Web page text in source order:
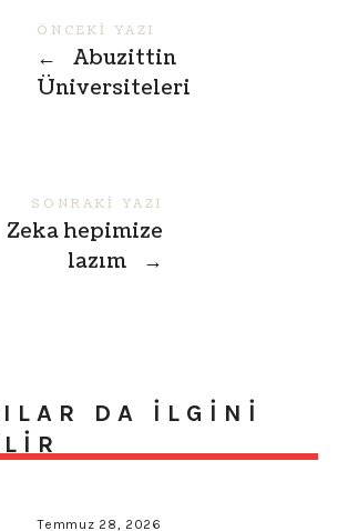
ÖNCEKI YAZI
←
Abuzittin
Üniversiteleri
SONRAKI YAZI
Zeka hepimize
lazım
→
DA ILGINI
Temmuz 28, 2026